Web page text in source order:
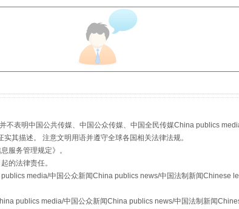
从幼儿园到大学，有这些资助
不表明中国公共传媒、中国公众传媒、中国全民传媒China publics
其描述。 注意文明用语并遵守全球各国相关法律法规。
服务管理规定》。
的法律责任。
media/中国公众新闻China publics news/中国法制新闻Chinese
publics media/中国公众新闻China publics news/中国法制新闻